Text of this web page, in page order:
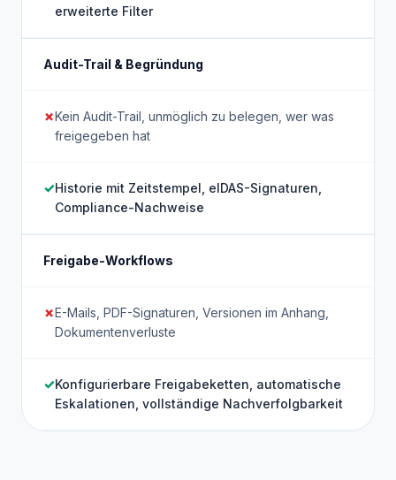
erweiterte Filter
Audit-Trail & Begründung
Kein Audit-Trail, unmöglich zu belegen, wer was
freigegeben hat
Historie mit Zeitstempel, eIDAS-Signaturen,
Compliance-Nachweise
Freigabe-Workflows
E-Mails, PDF-Signaturen, Versionen im Anhang,
Dokumentenverluste
Konfigurierbare Freigabeketten, automatische
Eskalationen, vollständige Nachverfolgbarkeit